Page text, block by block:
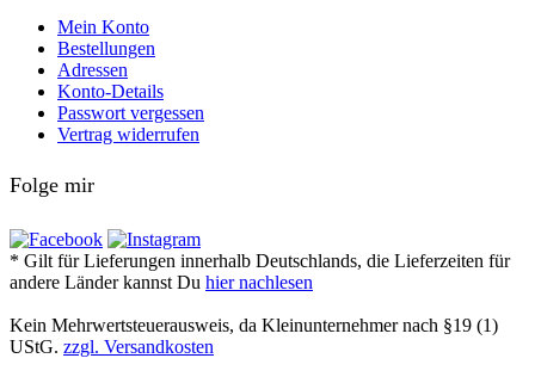
Mein Konto
Bestellungen
Adressen
Konto-Details
Passwort vergessen
Vertrag widerrufen
Folge mir
* Gilt für Lieferungen innerhalb Deutschlands, die Lieferzeiten für
andere Länder kannst Du hier nachlesen
Kein Mehrwertsteuerausweis, da Kleinunternehmer nach §19 (1)
UStG. zzgl. Versandkosten